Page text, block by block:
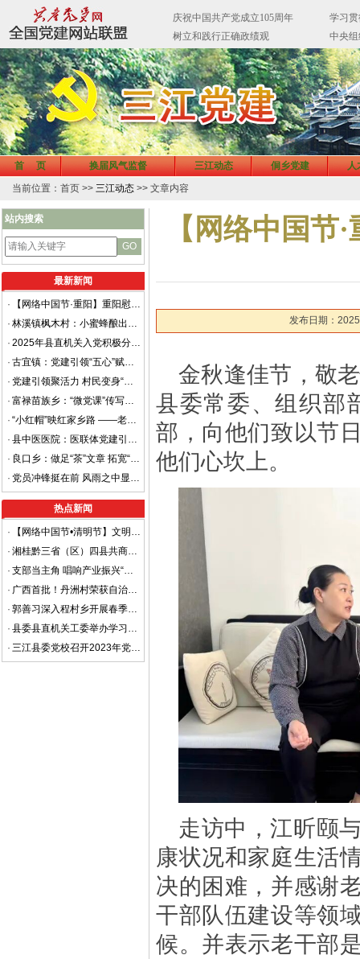
首 页 换届风气监督 三江动态 侗乡党建
人
当前位置：首页 >> 三江动态 >> 文章内容
站内搜索
最新新闻
·
【网络中国节·重阳】重阳慰问老干部 共话侗乡新发展
·
林溪镇枫木村：小蜜蜂酿出乡村振兴“甜蜜”路
·
2025年县直机关入党积极分子和发展对象培训班开班
·
古宜镇：党建引领“五心”赋能 绘就乡村振兴新画卷
·
党建引领聚活力 村民变身“代言人”
·
富禄苗族乡：“微党课”传写作心经 强本领助乡村振兴
·
“小红帽”映红家乡路 ——老堡乡白文村党员服务队开展清洁家园主题党日活动
·
县中医医院：医联体党建引领 绘就侗乡健康服务新图景
·
良口乡：做足“茶”文章 拓宽“致富路”
·
党员冲锋挺在前 风雨之中显担当
热点新闻
·
【网络中国节•清明节】文明祭祀，平安清明
·
湘桂黔三省（区）四县共商平安边界建设 着力打造省际平安边界样板区
·
支部当主角 唱响产业振兴“重头戏”
·
广西首批！丹洲村荣获自治区级“金字招牌”
·
郭善习深入程村乡开展春季走访慰问工作
·
县委县直机关工委举办学习贯彻党的二十大精神进机关宣讲报告会
·
三江县委党校召开2023年党风廉政建设暨清廉机关工作部署会
【网络中国节
发布日期：
金秋逢佳节，敬
县委常委、组织部
部，向他们致以节
他们心坎上。
走访中，江昕颐
康状况和家庭生活
决的困难，并感谢
干部队伍建设等领
候。并表示老干部